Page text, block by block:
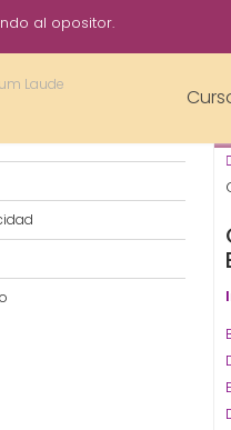
al opositor.